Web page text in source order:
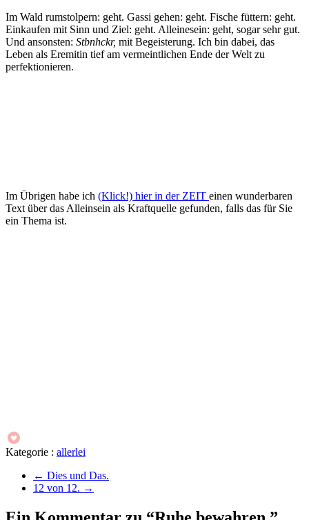
Im Wald rumstolpern: geht. Gassi gehen: geht. Fische füttern: geht.
Einkaufen mit Sinn und Ziel: geht. Alleinesein: geht, sogar sehr gut.
Und ansonsten: Stbnhckr, mit Begeisterung. Ich bin dabei, das
Leben als Eremitin tief am vermeintlichen Ende der Welt zu
perfektionieren.
Im Übrigen habe ich (Klick!) hier in der ZEIT einen wunderbaren
Text über das Alleinsein als Kraftquelle gefunden, falls das für Sie
ein Thema ist.
Kategorie : allerlei
← Dies und Das.
12 von 12. →